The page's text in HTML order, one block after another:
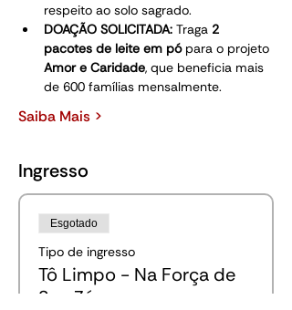
respeito ao solo sagrado.
DOAÇÃO SOLICITADA: Traga 2
pacotes de leite em pó para o projeto
Amor e Caridade, que beneficia mais
de 600 famílias mensalmente.
Saiba Mais >
Ingresso
Esgotado
Tipo de ingresso
Tô Limpo - Na Força de
Seu Zé